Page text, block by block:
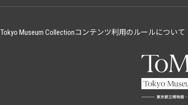
Tokyo Museum Collectionコンテンツ利用のルールについて